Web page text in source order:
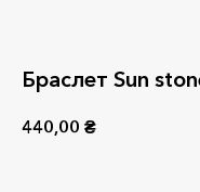
Браслет Sun
440,00 ₴